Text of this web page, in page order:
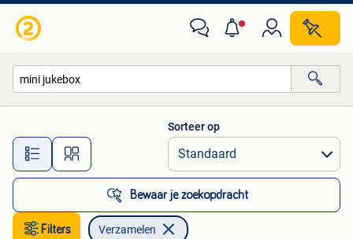
Alle afstanden…
Sorteer op
Bewaar je zoekopdracht
Filters Verzamelen